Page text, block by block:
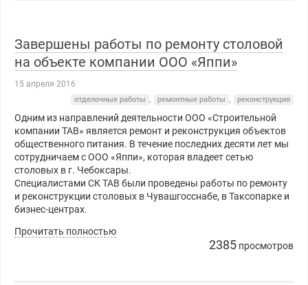
Завершены работы по ремонту столовой
на объекте компании ООО «Яппи»
15 апреля 2016
отделочные работы , ремонтные работы , реконструкция
Одним из направлений деятельности ООО «Строительной
компании ТАВ» является ремонт и реконструкция объектов
общественного питания. В течение последних десяти лет мы
сотрудничаем с ООО «Яппи», которая владеет сетью
столовых в г. Чебоксары.
Специалистами СК ТАВ были проведены работы по ремонту
и реконструкции столовых в Чувашгосснабе, в Таксопарке и
бизнес-центрах.
Прочитать полностью
2385 просмотров